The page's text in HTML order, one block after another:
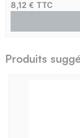
8,12 € TTC
Produits